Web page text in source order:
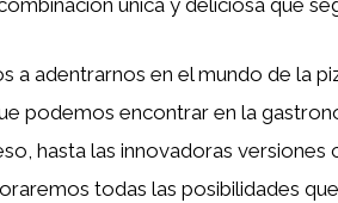
única y deliciosa que
a adentrarnos en el mundo de la
podemos encontrar en la
hasta las innovadoras versiones
todas las posibilidades